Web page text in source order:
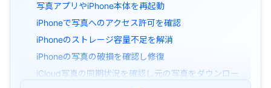
写真アプリやiPhone本体を再起動
iPhoneで写真へのアクセス許可を確認
iPhoneのストレージ容量不足を解消
iPhoneの写真の破損を確認し修復
iCloud写真の同期状況を確認し元の写真をダウンロー